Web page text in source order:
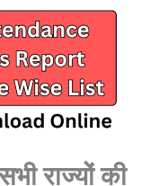
राज्यों की